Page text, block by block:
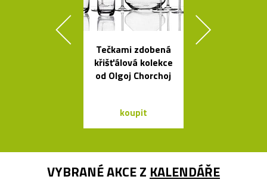
Tečkami zdobená
křišťálová kolekce
od Olgoj Chorchoj
koupit
VYBRANÉ AKCE Z KALENDÁŘE